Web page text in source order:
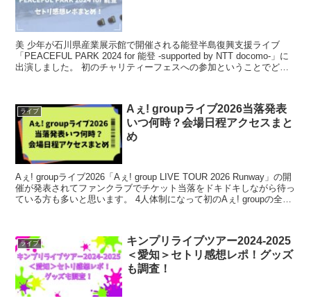
美 少年が石川県産業展示館で開催される能登半島復興支援ライブ
「PEACEFUL PARK 2024 for 能登 -supported by NTT docomo-」に
出演しました。 初のチャリティーフェスへの参加ということでどん
ライブ
Aぇ! groupライブ2026当落発表
いつ何時？会場日程アクセスまと
め
Aぇ! groupライブ2026「Aぇ! group LIVE TOUR 2026 Runway」の開
催が発表されてファンクラブでチケット当落をドキドキしながら待っ
ている方も多いと思います。 4人体制になって初のAぇ! groupの全国
ライブ
キンプリライブツアー2024-2025
＜愛知＞セトリ感想レポ！グッズ
も調査！